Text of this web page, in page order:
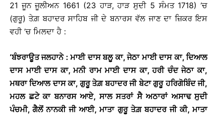
21 ਜੂਨ ਜੂਲੀਅਨ 1661 (23 ਹਾੜ, ਹਾੜ ਸੁਦੀ 5 ਸੰਮਤ 1718) ’ਚ
(ਗੁਰੂ) ਤੇਗ਼ ਬਹਾਦਰ ਸਾਹਿਬ ਜੀ ਦੇ ਬਨਾਰਸ ਵੱਲ ਜਾਣ ਦਾ ਜ਼ਿਕਰ ਇਸ
ਵਹੀ ’ਚ ਮਿਲਦਾ ਹੈ :
‘ਬੰਝਰਾਊਤ ਜਲਹਾਨੇ : ਮਾਈ ਦਾਸ ਬਲੂ ਕਾ, ਜੇਠਾ ਮਾਈ ਦਾਸ ਕਾ, ਦਿਆਲ
ਦਾਸ ਮਾਈ ਦਾਸ ਕਾ, ਮਨੀ ਰਾਮ ਮਾਈ ਦਾਸ ਕਾ, ਹਰੀ ਚੰਦ ਜੇਠਾ ਕਾ,
ਮਥਰਾ ਦਿਆਲ ਦਾਸ ਕਾ, ਗੁਰੂ ਤੇਗ਼ ਬਹਾਦਰ ਜੀ ਬੇਟਾ ਗੁਰੂ ਹਰਿਗੋਬਿੰਦ ਜੀ,
ਮਹਲ ਛਟੇ ਕਾ ਬਨਾਰਸ ਆਏ, ਸਾਲ ਸਤਰਾਂ ਸੈ ਅਠਾਰਾਂ ਅਸਾਢ ਸੁਦੀ
ਪੰਚਮੀ, ਗੈਲੋਂ ਨਾਨਕੀ ਜੀ ਆਈ, ਮਾਤਾ ਗੁਰੂ ਤੇਗ਼ ਬਹਾਦਰ ਜੀ ਕੀ, ਮਾਤਾ